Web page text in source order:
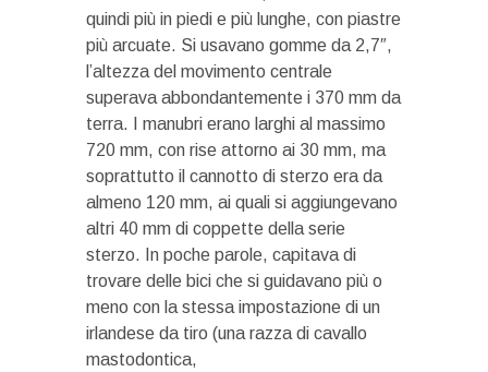
quindi più in piedi e più lunghe, con piastre
più arcuate. Si usavano gomme da 2,7″,
l’altezza del movimento centrale
superava abbondantemente i 370 mm da
terra. I manubri erano larghi al massimo
720 mm, con rise attorno ai 30 mm, ma
soprattutto il cannotto di sterzo era da
almeno 120 mm, ai quali si aggiungevano
altri 40 mm di coppette della serie
sterzo. In poche parole, capitava di
trovare delle bici che si guidavano più o
meno con la stessa impostazione di un
irlandese da tiro (una razza di cavallo
mastodontica,